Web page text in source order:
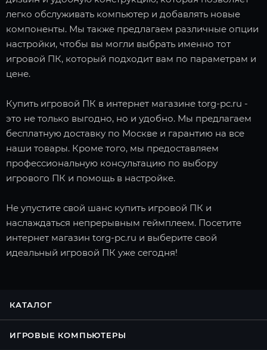
легко обслуживать компьютер и добавлять новые
компоненты. Мы также предлагаем различные опции
настройки, чтобы вы могли выбрать именно тот
игровой ПК, который подходит вам по параметрам и
цене.
Купить игровой ПК в интернет магазине torg-pc.ru -
это не только выгодно, но и удобно. Мы предлагаем
бесплатную доставку по Москве и гарантию на все
наши товары. Кроме того, мы предоставляем
профессиональную консультацию по выбору
игрового ПК и помощь в настройке.
Не упустите свой шанс купить игровой ПК и
наслаждаться непрерывным геймплеем. Посетите
интернет магазин torg-pc.ru и выберите свой
идеальный игровой ПК уже сегодня!
КАТАЛОГ
ИГРОВЫЕ КОМПЬЮТЕРЫ